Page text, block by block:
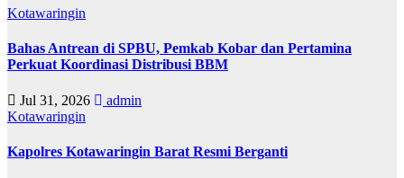
Kotawaringin
Bahas Antrean di SPBU, Pemkab Kobar dan Pertamina
Perkuat Koordinasi Distribusi BBM
Jul 31, 2026
admin
Kotawaringin
Kapolres Kotawaringin Barat Resmi Berganti